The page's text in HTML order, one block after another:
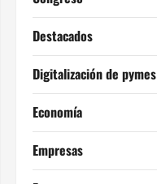
Destacados
Digitalización de pymes
Economía
Empresas